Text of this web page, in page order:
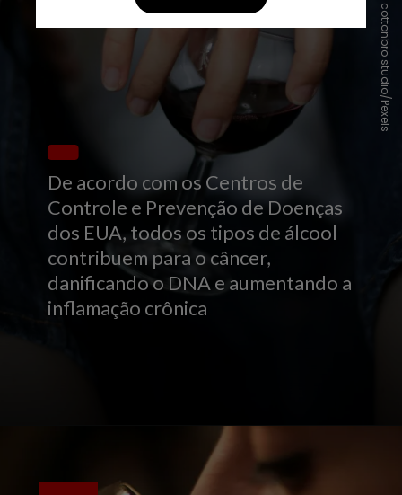
De acordo com os Centros de
Controle e Prevenção de Doenças
dos EUA, todos os tipos de álcool
contribuem para o câncer,
danificando o DNA e aumentando a
inflamação crônica
cottonbro studio/Pexels